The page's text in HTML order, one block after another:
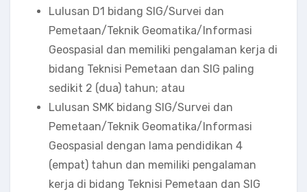
Lulusan D1 bidang SIG/Survei dan
Pemetaan/Teknik Geomatika/Informasi
Geospasial dan memiliki pengalaman kerja di
bidang Teknisi Pemetaan dan SIG paling
sedikit 2 (dua) tahun; atau
Lulusan SMK bidang SIG/Survei dan
Pemetaan/Teknik Geomatika/Informasi
Geospasial dengan lama pendidikan 4
(empat) tahun dan memiliki pengalaman
kerja di bidang Teknisi Pemetaan dan SIG